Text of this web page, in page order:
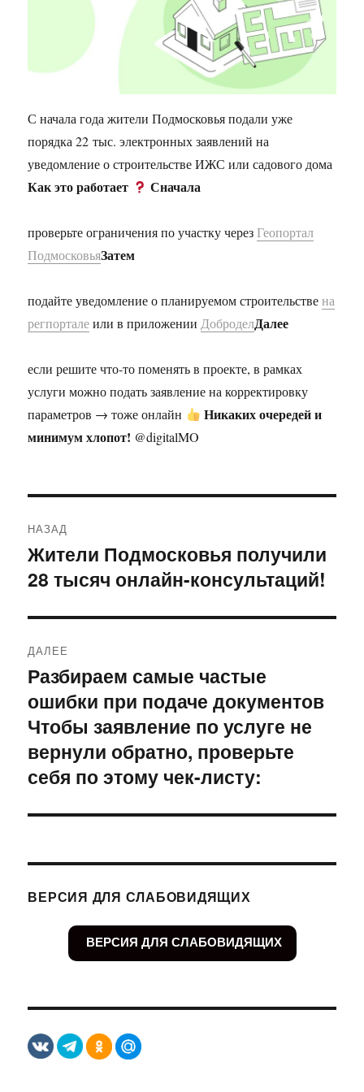
С начала года жители Подмосковья подали уже
порядка 22 тыс. электронных заявлений на
уведомление о строительстве ИЖС или садового дома
Как это работает Сначала
проверьте ограничения по участку черезГеопортал
ПодмосковьяЗатем
подайте уведомление о планируемом строительствена
регпорталеили в приложении ДоброделДалее
если решите что‑то поменять в проекте, в рамках
услуги можно подать заявление на корректировку
параметров → тоже онлайн
Никаких очередей и
минимум хлопот! @digitalMO
по
записям
НАЗАД
Предыдущая
запись:
Жители Подмосковья получили
28 тысяч онлайн-консультаций!
ДАЛЕЕ
Следующая
запись:
Разбираем самые частые
ошибки при подаче документов
Чтобы заявление по услуге не
вернули обратно, проверьте
себя по этому чек-листу:
ВЕРСИЯ ДЛЯ СЛАБОВИДЯЩИХ
ВЕРСИЯ ДЛЯ СЛАБОВИДЯЩИХ